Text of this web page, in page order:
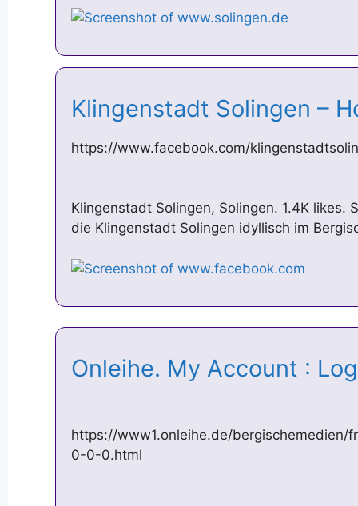
Klingenstadt Solingen –
https://www.facebook.com/
Klingenstadt Solingen, Solingen. 1.4K
die Klingenstadt Solingen idyllisch im
Onleihe. My Account :
https://www1.onleihe.de/
0-0-0.html